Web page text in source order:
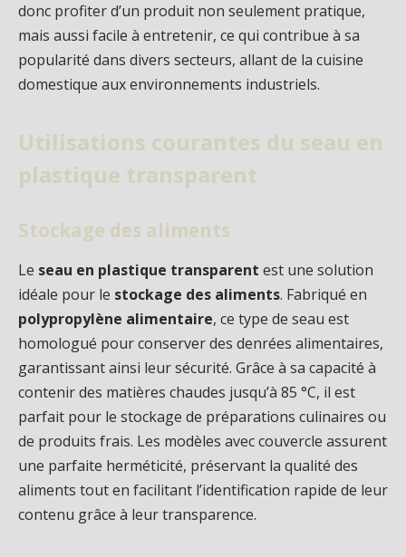
donc profiter d’un produit non seulement pratique,
mais aussi facile à entretenir, ce qui contribue à sa
popularité dans divers secteurs, allant de la cuisine
domestique aux environnements industriels.
Utilisations courantes du seau en
plastique transparent
Stockage des aliments
Le seau en plastique transparent est une solution
idéale pour le stockage des aliments. Fabriqué en
polypropylène alimentaire, ce type de seau est
homologué pour conserver des denrées alimentaires,
garantissant ainsi leur sécurité. Grâce à sa capacité à
contenir des matières chaudes jusqu’à 85 °C, il est
parfait pour le stockage de préparations culinaires ou
de produits frais. Les modèles avec couvercle assurent
une parfaite herméticité, préservant la qualité des
aliments tout en facilitant l’identification rapide de leur
contenu grâce à leur transparence.